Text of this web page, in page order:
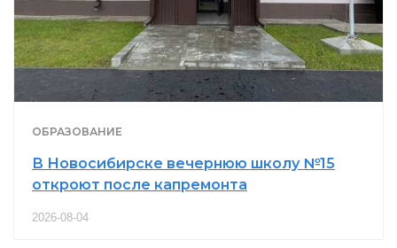
ОБРАЗОВАНИЕ
В Новосибирске вечернюю школу №15
откроют после капремонта
2026-08-04